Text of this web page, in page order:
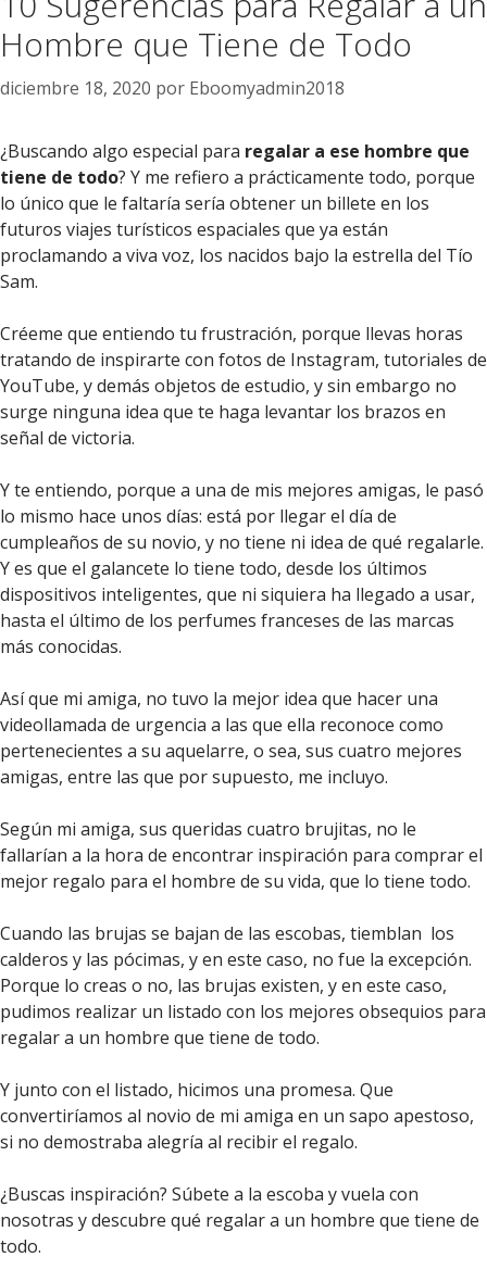
Hombre que Tiene de Todo
diciembre 18, 2020 por Eboomyadmin2018
¿Buscando algo especial para regalar a ese hombre que
tiene de todo? Y me refiero a prácticamente todo, porque
lo único que le faltaría sería obtener un billete en los
futuros viajes turísticos espaciales que ya están
proclamando a viva voz, los nacidos bajo la estrella del Tío
Sam.
Créeme que entiendo tu frustración, porque llevas horas
tratando de inspirarte con fotos de Instagram, tutoriales de
YouTube, y demás objetos de estudio, y sin embargo no
surge ninguna idea que te haga levantar los brazos en
señal de victoria.
Y te entiendo, porque a una de mis mejores amigas, le pasó
lo mismo hace unos días: está por llegar el día de
cumpleaños de su novio, y no tiene ni idea de qué regalarle.
Y es que el galancete lo tiene todo, desde los últimos
dispositivos inteligentes, que ni siquiera ha llegado a usar,
hasta el último de los perfumes franceses de las marcas
más conocidas.
Así que mi amiga, no tuvo la mejor idea que hacer una
videollamada de urgencia a las que ella reconoce como
pertenecientes a su aquelarre, o sea, sus cuatro mejores
amigas, entre las que por supuesto, me incluyo.
Según mi amiga, sus queridas cuatro brujitas, no le
fallarían a la hora de encontrar inspiración para comprar el
mejor regalo para el hombre de su vida, que lo tiene todo.
Cuando las brujas se bajan de las escobas, tiemblan los
calderos y las pócimas, y en este caso, no fue la excepción.
Porque lo creas o no, las brujas existen, y en este caso,
pudimos realizar un listado con los mejores obsequios para
regalar a un hombre que tiene de todo.
Y junto con el listado, hicimos una promesa. Que
convertiríamos al novio de mi amiga en un sapo apestoso,
si no demostraba alegría al recibir el regalo.
¿Buscas inspiración? Súbete a la escoba y vuela con
nosotras y descubre qué regalar a un hombre que tiene de
todo.